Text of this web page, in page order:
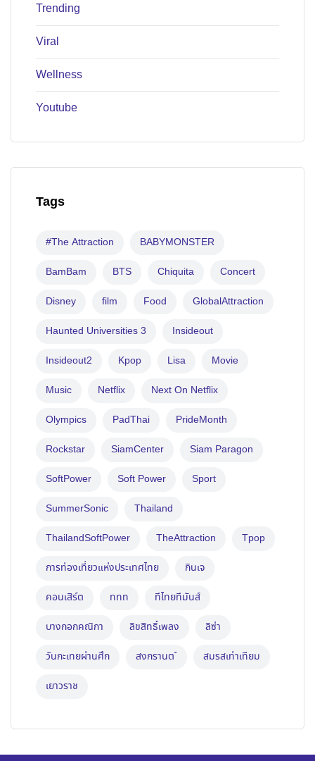
Trending
Viral
Wellness
Youtube
Tags
#The Attraction BABYMONSTER
BamBam BTS Chiquita Concert
Disney film Food GlobalAttraction
Haunted Universities 3 Insideout
Insideout2 Kpop Lisa Movie
Music Netflix Next On Netflix
Olympics PadThai PrideMonth
Rockstar SiamCenter Siam Paragon
SoftPower Soft Power Sport
SummerSonic Thailand
ThailandSoftPower TheAttraction Tpop
การท่องเที่ยวแห่งประเทศไทย กินเจ
คอนเสิร์ต ททท ทีไทยทีมันส์
บางกอกคณิกา ลิขสิทธิ์เพลง ลิซ่า
วันกะเทยผ่านศึก สงกรานต ์ สมรสเท่าเทียม
เยาวราช